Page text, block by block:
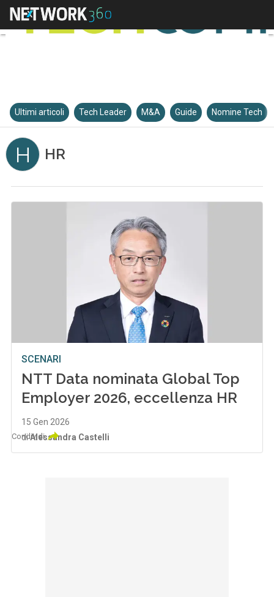
Ultimi articoli Tech Leader M&A Guide Nomine Tech
H HR
SCENARI
NTT Data nominata Global Top
Employer 2026, eccellenza HR
15 Gen 2026
diAlessandra Castelli
Condividi